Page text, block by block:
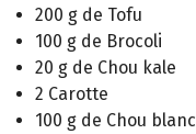
200 g de Tofu
100 g de Brocoli
20 g de Chou kale
2 Carotte
100 g de Chou blanc